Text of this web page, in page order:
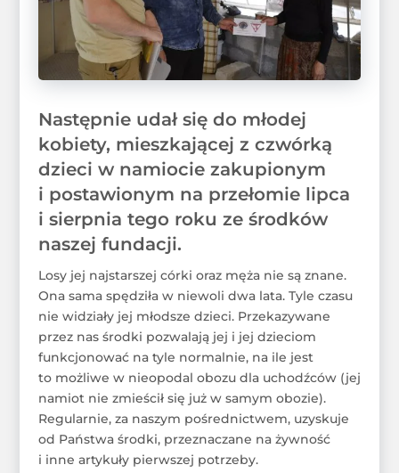
Następnie udał się do młodej
kobiety, mieszkającej z czwórką
dzieci w namiocie zakupionym
i postawionym na przełomie lipca
i sierpnia tego roku ze środków
naszej fundacji.
Losy jej najstarszej córki oraz męża nie są znane.
Ona sama spędziła w niewoli dwa lata. Tyle czasu
nie widziały jej młodsze dzieci. Przekazywane
przez nas środki pozwalają jej i jej dzieciom
funkcjonować na tyle normalnie, na ile jest
to możliwe w nieopodal obozu dla uchodźców (jej
namiot nie zmieścił się już w samym obozie).
Regularnie, za naszym pośrednictwem, uzyskuje
od Państwa środki, przeznaczane na żywność
i inne artykuły pierwszej potrzeby.